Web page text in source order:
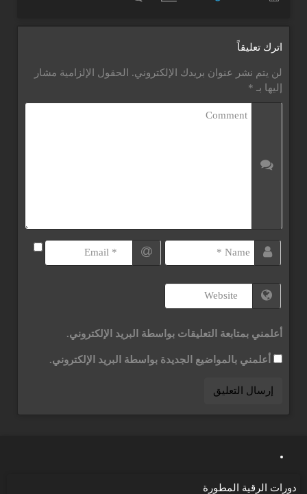
اترك تعليقاً
لن يتم نشر عنوان بريدك الإلكتروني.
الحقول الإلزامية مشار
إليها بـ *
أعلمني بمتابعة التعليقات بواسطة البريد الإلكتروني.
أعلمني بالمواضيع الجديدة بواسطة البريد الإلكتروني.
دورات الرقية المطورة